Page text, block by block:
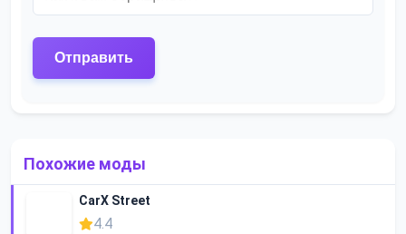
Похожие моды
CarX Street
4.4